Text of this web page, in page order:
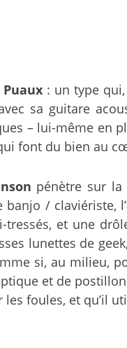
: un type
sa guitare
– lui-même en
font du bien au
pénètre sur la
/ claviériste,
tressés, et une
lunettes de
si, au milieu,
et de
les foules, et qu’il